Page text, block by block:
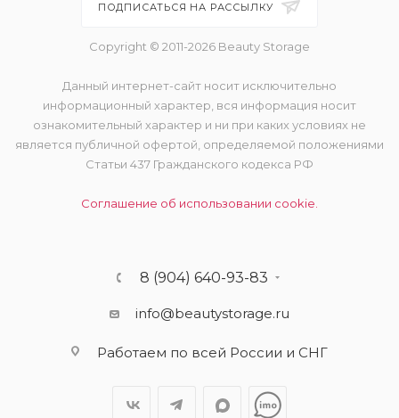
ПОДПИСАТЬСЯ НА РАССЫЛКУ
Copyright © 2011-2026 Beauty Storage
Данный интернет-сайт носит исключительно
информационный характер, вся информация носит
ознакомительный характер и ни при каких условиях не
является публичной офертой, определяемой положениями
Статьи 437 Гражданского кодекса РФ
Соглашение об использовании cookie.
8 (904) 640-93-83
info@beautystorage.ru
Работаем по всей России и СНГ